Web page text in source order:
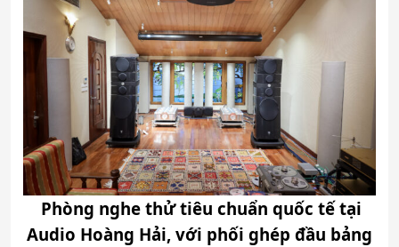
Phòng nghe thử tiêu chuẩn quốc tế tại
Audio Hoàng Hải, với phối ghép đầu bảng